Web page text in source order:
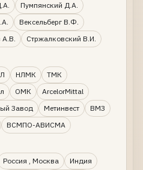
Пумпянский Д.А.
Вексельберг В.Ф.
А.В. Стржалковский В.И.
НЛМК
ТМК
ОМК
ArcelorMittal
Завод
Метинвест
ВМЗ
ВСМПО-АВИСМА
Россия , Москва
Индия